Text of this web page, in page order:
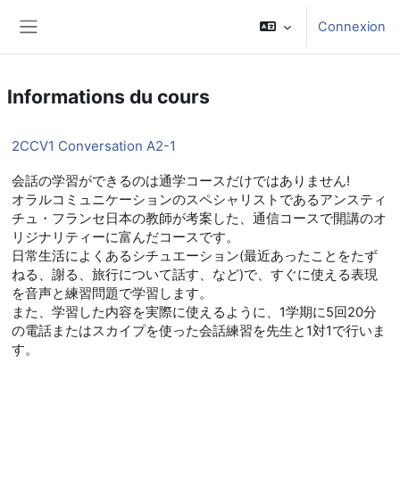
Connexion
Informations du cours
2CCV1 Conversation A2-1
会話の学習ができるのは通学コースだけではありません!
オラルコミュニケーションのスペシャリストであるアンスティ
チュ・フランセ日本の教師が考案した、通信コースで開講のオ
リジナリティーに富んだコースです。
日常生活によくあるシチュエーション(最近あったことをたず
ねる、謝る、旅行について話す、など)で、すぐに使える表現
を音声と練習問題で学習します。
また、学習した内容を実際に使えるように、1学期に5回20分
の電話またはスカイプを使った会話練習を先生と1対1で行いま
す。